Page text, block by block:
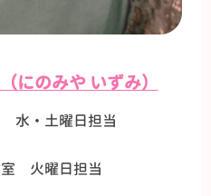
にのみや いずみ）
水・土曜日担当
室 火曜日担当